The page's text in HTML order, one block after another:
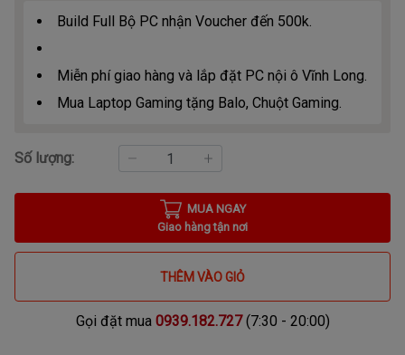
Build Full Bộ PC nhận Voucher đến 500k.
Miễn phí giao hàng và lắp đặt PC nội ô Vĩnh Long.
Mua Laptop Gaming tặng Balo, Chuột Gaming.
Số lượng:
MUA NGAY
Giao hàng tận nơi
THÊM VÀO GIỎ
Gọi đặt mua 0939.182.727(7:30 - 20:00)